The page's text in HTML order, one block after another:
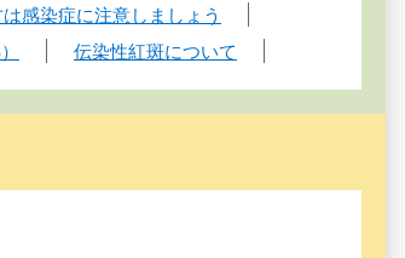
感染症に注意しましょう
伝染性紅斑について